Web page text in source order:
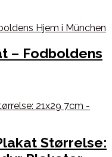
– Fodboldens
Størrelse: